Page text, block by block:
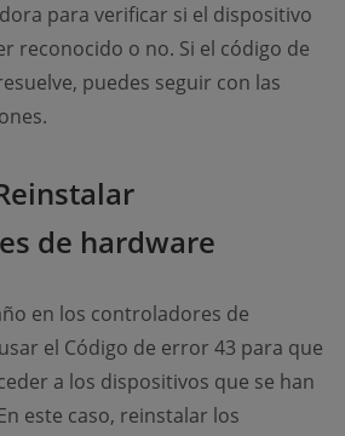
para verificar si el dispositivo
reconocido o no. Si el código de
puedes seguir con las
de hardware
en los controladores de
el Código de error 43 para que
a los dispositivos que se han
este caso, reinstalar los